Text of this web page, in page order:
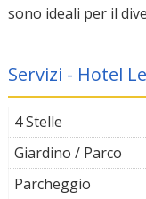
sono ideali per il
Servizi - Hotel
4 Stelle
Giardino / Parco
Parcheggio